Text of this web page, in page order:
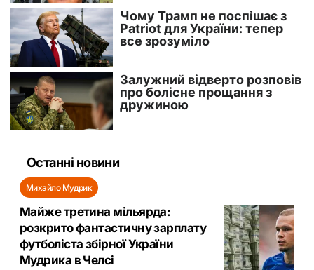
Останні новини
Михайло Мудрик
Майже третина мільярда:
розкрито фантастичну зарплату
футболіста збірної України
Мудрика в Челсі